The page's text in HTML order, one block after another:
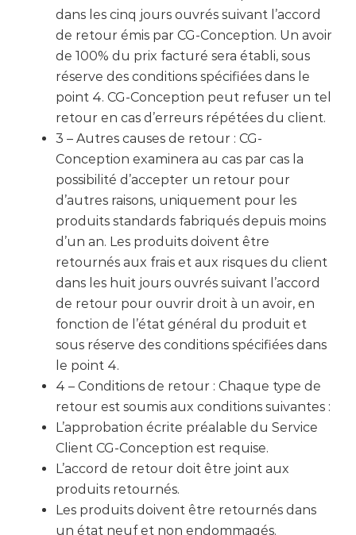
dans les cinq jours ouvrés suivant l’accord
de retour émis par CG-Conception. Un avoir
de 100% du prix facturé sera établi, sous
réserve des conditions spécifiées dans le
point 4. CG-Conception peut refuser un tel
retour en cas d’erreurs répétées du client.
3 – Autres causes de retour : CG-
Conception examinera au cas par cas la
possibilité d’accepter un retour pour
d’autres raisons, uniquement pour les
produits standards fabriqués depuis moins
d’un an. Les produits doivent être
retournés aux frais et aux risques du client
dans les huit jours ouvrés suivant l’accord
de retour pour ouvrir droit à un avoir, en
fonction de l’état général du produit et
sous réserve des conditions spécifiées dans
le point 4.
4 – Conditions de retour : Chaque type de
retour est soumis aux conditions suivantes :
L’approbation écrite préalable du Service
Client CG-Conception est requise.
L’accord de retour doit être joint aux
produits retournés.
Les produits doivent être retournés dans
un état neuf et non endommagés.